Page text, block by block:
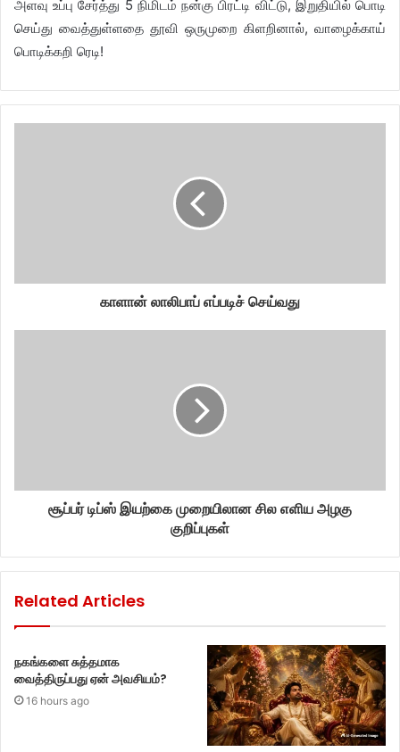
அளவு உப்பு சேர்த்து 5 நிமிடம் நன்கு பிரட்டி விட்டு, இறுதியில் பொடி
செய்து வைத்துள்ளதை தூவி ஒருமுறை கிளறினால், வாழைக்காய்
பொடிக்கறி ரெடி!
காளான் லாலிபாப் எப்படிச் செய்வது
சூப்பர் டிப்ஸ் இயற்கை முறையிலான சில எளிய அழகு
குறிப்புகள்
Related Articles
நகங்களை சுத்தமாக
வைத்திருப்பது ஏன் அவசியம்?
16 hours ago